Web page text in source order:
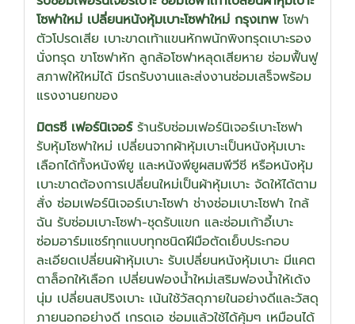
โซฟาใหม่ เปลี่ยนหนังหุ้มเบาะโซฟาใหม่ กรุงเทพโซฟา
ตัวโปรดเสีย เบาะขาดเท้าแขนหักพนักพิงทรุดเบาะรอง
นั่งทรุด ขาโซฟาหัก ลูกล้อโซฟาหลุดเสียหาย ซ่อมฟื้นฟู
สภาพให้ใหม่ได้ มีรถรับงานและส่งงานซ่อมเสร็จพร้อม
แรงงานยกของ
มิตรซี เฟอร์นิเจอร์ร้านรับซ่อมเฟอร์นิเจอร์เบาะโซฟา
รับหุ้มโซฟาใหม่ เปลี่ยนจากผ้าหุ้มเบาะเป็นหนังหุ้มเบาะ
เลือกได้ทั้งหนังพียู และหนังพียูผสมพีวีซี หรือหนังหุ้ม
เบาะขาดต้องการเปลี่ยนใหม่เป็นผ้าหุ้มเบาะ จัดให้ได้ตาม
สั่ง ซ่อมเฟอร์นิเจอร์เบาะโซฟา ช่างซ่อมเบาะโซฟา ใกล้
ฉัน รับซ่อมเบาะโซฟา-ชุดรับแขก และซ่อมเก้าอี้เบาะ
ซ่อมอาร์มแชร์ทุกแบบทุกชนิดฝีมือตัดเย็บประกอบ
ละเอียดเปลี่ยนผ้าหุ้มเบาะ รับเปลี่ยนหนังหุ้มเบาะ มีแคต
ตาล็อกให้เลือก เปลี่ยนฟองน้ำใหม่เสริมฟองน้ำให้เด้ง
นุ่ม เปลี่ยนสปริงเบาะ เน้นใช้วัสดุภายในอย่างดีและวัสดุ
ภายนอกอย่างดี เกรดเอ ซ่อมแล้วใช้ได้คุ้มๆ เหมือนได้